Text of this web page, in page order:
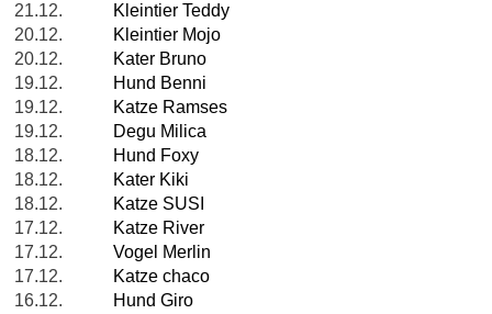
21.12.
Kleintier Teddy
20.12.
Kleintier Mojo
20.12.
Kater Bruno
19.12.
Hund Benni
19.12.
Katze Ramses
19.12.
Degu Milica
18.12.
Hund Foxy
18.12.
Kater Kiki
18.12.
Katze SUSI
17.12.
Katze River
17.12.
Vogel Merlin
17.12.
Katze chaco
16.12.
Hund Giro